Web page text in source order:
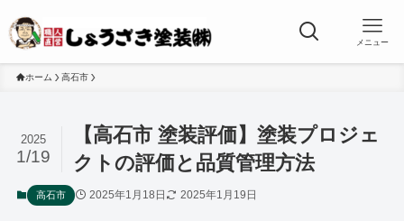
メニュー
ホーム 高石市
【高石市 塗装評価】塗装プロジェ
クトの評価と品質管理方法
2025
1/19
高石市 2025年1月18日 2025年1月19日